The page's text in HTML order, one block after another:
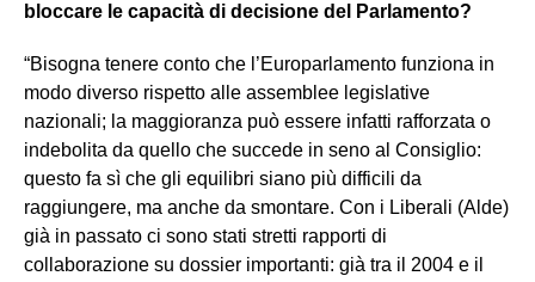
bloccare le capacità di decisione del Parlamento?
“Bisogna tenere conto che l’Europarlamento funziona in
modo diverso rispetto alle assemblee legislative
nazionali; la maggioranza può essere infatti rafforzata o
indebolita da quello che succede in seno al Consiglio:
questo fa sì che gli equilibri siano più difficili da
raggiungere, ma anche da smontare. Con i Liberali (Alde)
già in passato ci sono stati stretti rapporti di
collaborazione su dossier importanti: già tra il 2004 e il